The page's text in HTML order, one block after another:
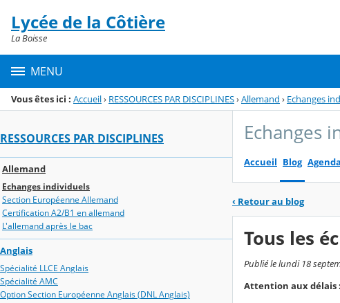
Menu de la rubrique
Contenu
Lycée de la Côtière
La Boisse
MENU
Vous êtes ici : Accueil› RESSOURCES PAR DISCIPLINES›Allemand › Echanges
RESSOURCES PAR DISCIPLINES
Allemand
Echanges individuels
Section Européenne Allemand
Certification A2/B1 en allemand
L'allemand après le bac
Anglais
Spécialité LLCE Anglais
Spécialité AMC
Option Section Européenne Anglais (DNL Anglais)
Echanges
Accueil Blog Agenda
‹ Retour au blog
Tous les
Publié le lundi 18
Attention aux délais